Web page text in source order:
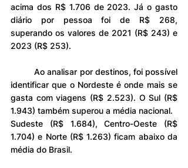
acima dos R$ 1.706 de 2023. Já o gasto
diário por pessoa foi de R$ 268,
superando os valores de 2021 (R$ 243) e
2023 (R$ 253).
	Ao analisar por destinos, foi possível
identificar que o Nordeste é onde mais se
gasta com viagens (R$ 2.523). O Sul (R$
1.943) também superou a média nacional.
Sudeste (R$ 1.684), Centro-Oeste (R$
1.704) e Norte (R$ 1.263) ficam abaixo da
média do Brasil.